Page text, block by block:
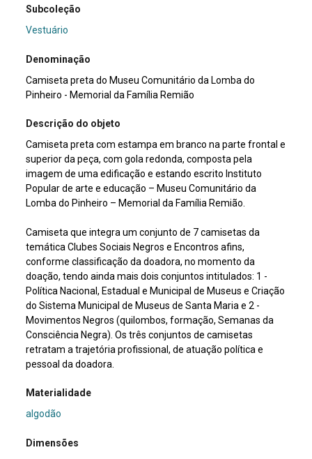
Subcoleção
Vestuário
Denominação
Camiseta preta do Museu Comunitário da Lomba do
Pinheiro - Memorial da Família Remião
Descrição do objeto
Camiseta preta com estampa em branco na parte frontal e
superior da peça, com gola redonda, composta pela
imagem de uma edificação e estando escrito Instituto
Popular de arte e educação – Museu Comunitário da
Lomba do Pinheiro – Memorial da Família Remião.
Camiseta que integra um conjunto de 7 camisetas da
temática Clubes Sociais Negros e Encontros afins,
conforme classificação da doadora, no momento da
doação, tendo ainda mais dois conjuntos intitulados: 1 -
Política Nacional, Estadual e Municipal de Museus e Criação
do Sistema Municipal de Museus de Santa Maria e 2 -
Movimentos Negros (quilombos, formação, Semanas da
Consciência Negra). Os três conjuntos de camisetas
retratam a trajetória profissional, de atuação política e
pessoal da doadora.
Materialidade
algodão
Dimensões